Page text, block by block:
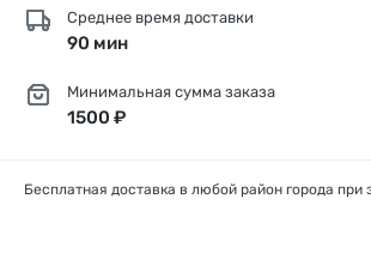
Среднее время доставки
90 мин
Минимальная сумма заказа
1500 ₽
Бесплатная доставка в любой район города при